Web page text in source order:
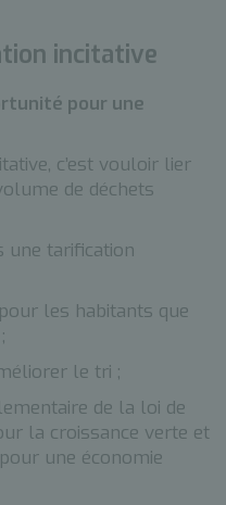
incitative
pour une
c’est vouloir lier
de déchets
une tarification
les habitants que
le tri ;
de la loi de
la croissance verte et
une économie